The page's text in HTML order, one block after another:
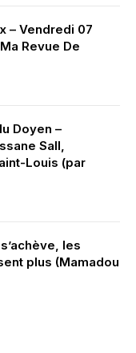
– Vendredi 07
Revue De
Doyen –
Sall,
Louis (par
les
plus (Mamadou